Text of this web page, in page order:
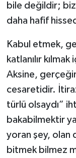
bile değildir;
daha hafif
Kabul etmek,
katlanılır
Aksine,
cesaretidir.
türlü olsaydı”
bakabilmektir
yoran şey, olan
bitmek bilmez